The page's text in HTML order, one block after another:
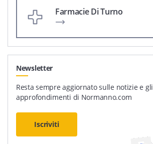
Farmacie Di Turno
Newsletter
Resta sempre aggiornato sulle notizie e gli
approfondimenti di Normanno.com
Iscriviti